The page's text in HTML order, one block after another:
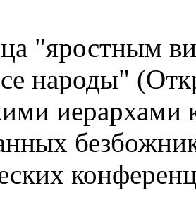
"яростным
народы"
иерархами